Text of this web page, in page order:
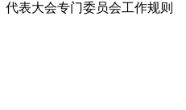
表大会专门委员会工作规则